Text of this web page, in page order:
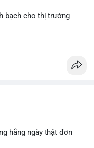
bạch cho thị trường
của các đồng tiền kỹ
hằng ngày thật đơn